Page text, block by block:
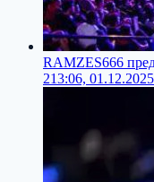
RAMZES666
213:06, 01.12.2025